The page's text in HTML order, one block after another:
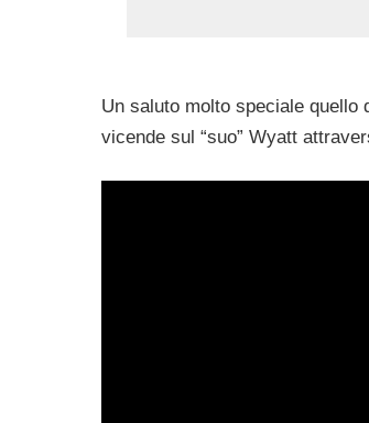
Un saluto molto speciale
vicende sul “suo” Wyatt